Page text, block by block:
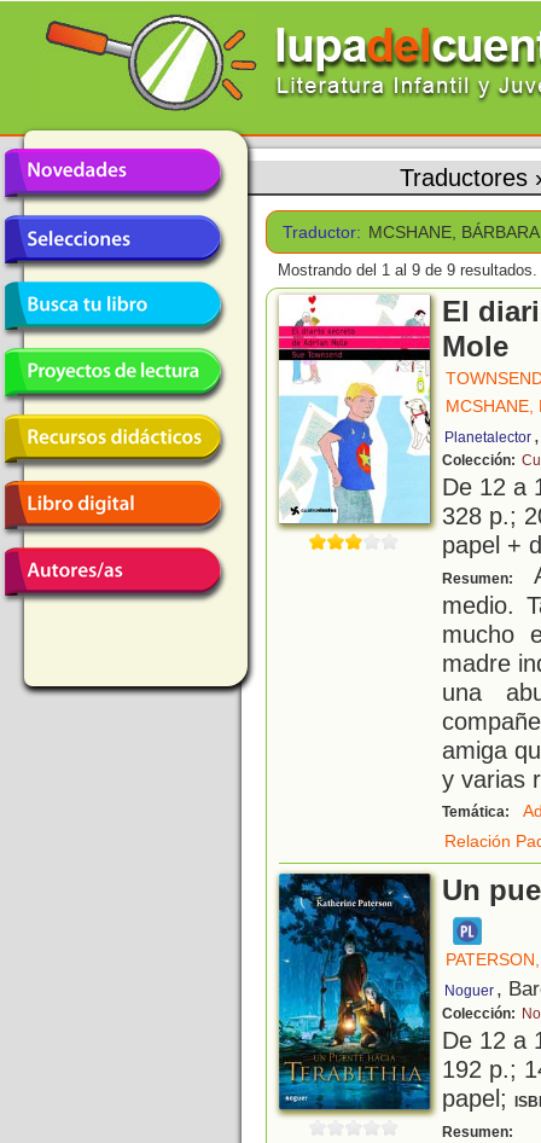
Traductores
Traductor: MCSHANE, BÁRBARA
Mostrando del 1 al 9 de 9 resultados.
El
Mole
MCSHANE,
Planetalector
Colección:
De 12 a
328 p.;
papel +
Resumen:
medio.
mucho
madre
una
amiga
y varias
Temática:
Relación
Un
Noguer ,
Colección:
De 12 a
192 p.;
papel;
Resumen: